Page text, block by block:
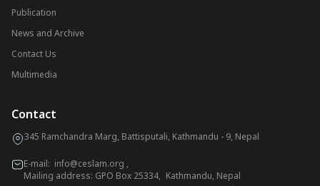
Publication
News and Archive
Contact Us
Multimedia
Contact
345 Ramchandra Marg, Battisputali, Kathmandu - 9, Nepal
E-mail: info@ceslam.org ,
Mailing address: GPO Box 25334, Kathmandu, Nepal